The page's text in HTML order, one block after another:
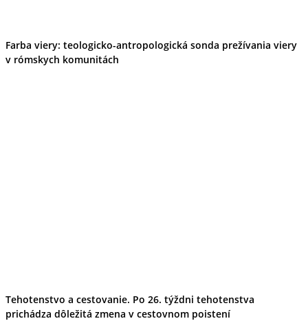
Farba viery: teologicko-antropologická sonda prežívania viery
v rómskych komunitách
Tehotenstvo a cestovanie. Po 26. týždni tehotenstva
prichádza dôležitá zmena v cestovnom poistení